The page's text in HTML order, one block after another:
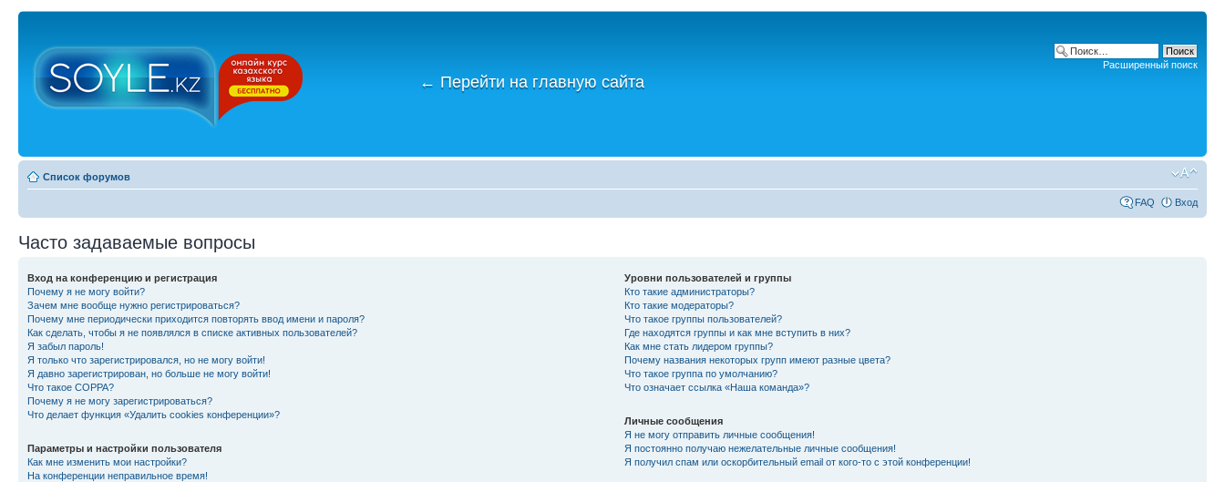
← Перейти на главную сайта
Расширенный поиск
Список форумов
FAQ Вход
Часто задаваемые вопросы
Вход на конференцию и регистрация
Почему я не могу войти?
Зачем мне вообще нужно регистрироваться?
Почему мне периодически приходится повторять ввод имени и пароля?
Как сделать, чтобы я не появлялся в списке активных пользователей?
Я забыл пароль!
Я только что зарегистрировался, но не могу войти!
Я давно зарегистрирован, но больше не могу войти!
Что такое COPPA?
Почему я не могу зарегистрироваться?
Что делает функция «Удалить cookies конференции»?
Параметры и настройки пользователя
Как мне изменить мои настройки?
На конференции неправильное время!
Уровни пользователей и группы
Кто такие администраторы?
Кто такие модераторы?
Что такое группы пользователей?
Где находятся группы и как мне вступить в них?
Как мне стать лидером группы?
Почему названия некоторых групп имеют разные цвета?
Что такое группа по умолчанию?
Что означает ссылка «Наша команда»?
Личные сообщения
Я не могу отправить личные сообщения!
Я постоянно получаю нежелательные личные сообщения!
Я получил спам или оскорбительный email от кого-то с этой конференции!